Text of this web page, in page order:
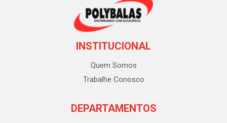
INSTITUCIONAL
Quem Somos
Trabalhe Conosco
DEPARTAMENTOS